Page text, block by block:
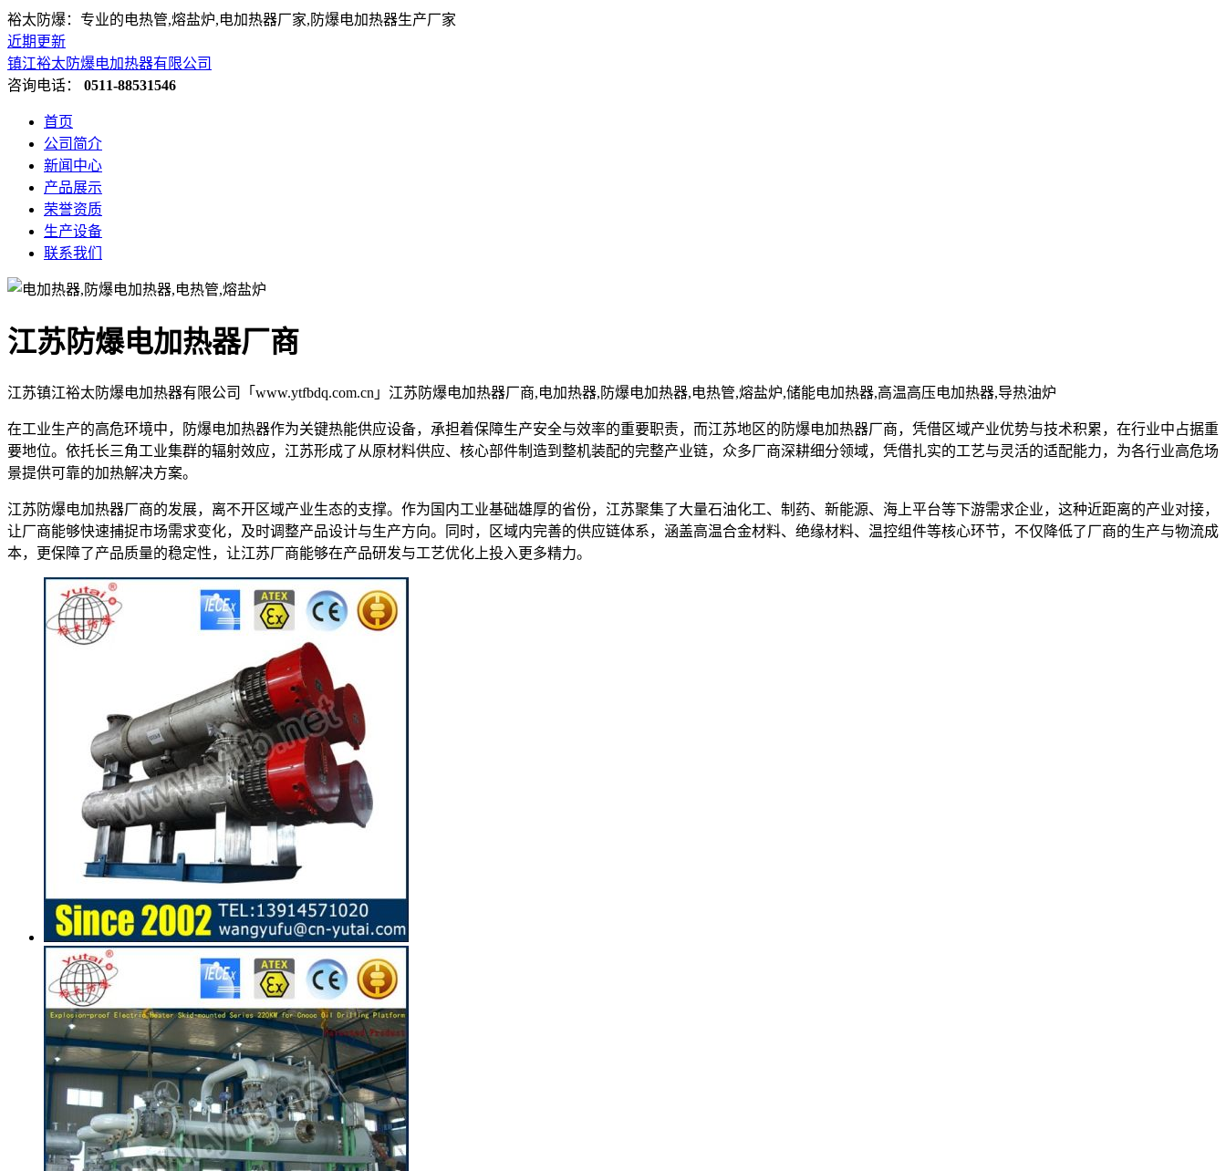
裕太防爆：专业的电热管,熔盐炉,电加热器厂家,防爆电加热器生产厂家
近期更新
镇江裕太防爆电加热器有限公司
咨询电话： 0511-88531546
首页
公司简介
新闻中心
产品展示
荣誉资质
生产设备
联系我们
江苏防爆电加热器厂商
江苏镇江裕太防爆电加热器有限公司「www.ytfbdq.com.cn」江苏防爆电加热器厂商,电加热器,防爆电加热器,电热管,熔盐炉,储能电加热器,高温高压电加热器,导热油炉
在工业生产的高危环境中，防爆电加热器作为关键热能供应设备，承担着保障生产安全与效率的重要职责，而江苏地区的防爆电加热器厂商，凭借区域产业优势与技术积累，在行业中占据重
要地位。依托长三角工业集群的辐射效应，江苏形成了从原材料供应、核心部件制造到整机装配的完整产业链，众多厂商深耕细分领域，凭借扎实的工艺与灵活的适配能力，为各行业高危场
景提供可靠的加热解决方案。
江苏防爆电加热器厂商的发展，离不开区域产业生态的支撑。作为国内工业基础雄厚的省份，江苏聚集了大量石油化工、制药、新能源、海上平台等下游需求企业，这种近距离的产业对接，
让厂商能够快速捕捉市场需求变化，及时调整产品设计与生产方向。同时，区域内完善的供应链体系，涵盖高温合金材料、绝缘材料、温控组件等核心环节，不仅降低了厂商的生产与物流成
本，更保障了产品质量的稳定性，让江苏厂商能够在产品研发与工艺优化上投入更多精力。